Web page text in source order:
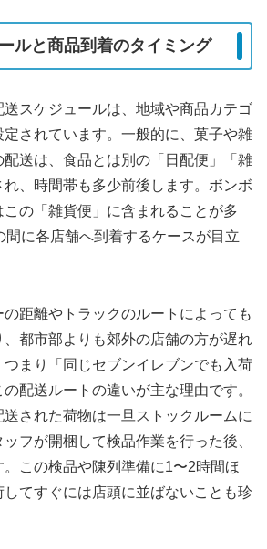
ルと商品到着のタイミング
スケジュールは、地域や商品カテゴ
定されています。一般的に、菓子や雑
送は、食品とは別の「日配便」「雑
、時間帯も多少前後します。ボンボ
の「雑貨便」に含まれることが多
間に各店舗へ到着するケースが目立
の距離やトラックのルートによっても
、都市部よりも郊外の店舗の方が遅れ
つまり「同じセブンイレブンでも入荷
配送ルートの違いが主な理由です。
された荷物は一旦ストックルームに
フが開梱して検品作業を行った後、
この検品や陳列準備に1〜2時間ほ
てすぐには店頭に並ばないことも珍